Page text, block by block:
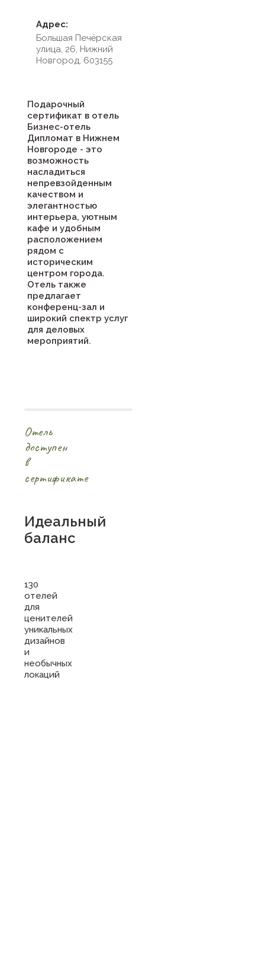
Адрес:
Большая Печёрская
улица, 26, Нижний
Новгород, 603155
Подарочный
сертификат в отель
Бизнес-отель
Дипломат в Нижнем
Новгороде - это
возможность
насладиться
непревзойденным
качеством и
элегантностью
интерьера, уютным
кафе и удобным
расположением
рядом с
историческим
центром города.
Отель также
предлагает
конференц-зал и
широкий спектр услуг
для деловых
мероприятий.
Отель
доступен
в
сертификате
Идеальный
баланс
130
отелей
для
ценителей
уникальных
дизайнов
и
необычных
локаций